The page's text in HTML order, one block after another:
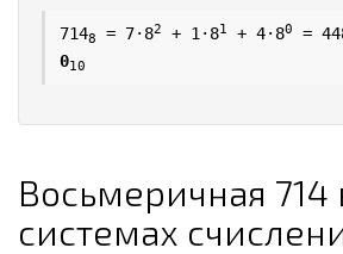
7148 = 7·82 + 1·81 + 4·80 =
010
Восьмеричная 714
системах